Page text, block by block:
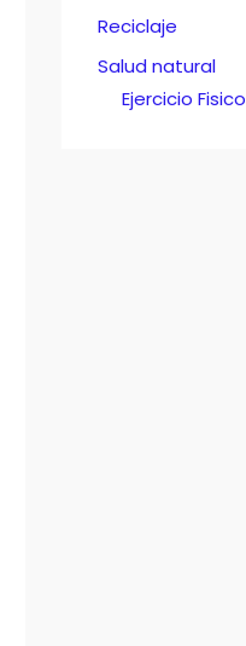
Reciclaje
Salud natural
Ejercicio Fisico